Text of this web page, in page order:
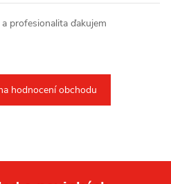
profesionalita ďakujem
hodnocení obchodu